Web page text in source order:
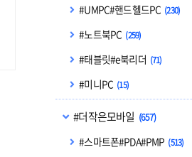
#UMPC#핸드헬드PC (230)
#노트북PC (259)
#태블릿#e북리더 (71)
#미니PC (15)
#더작은모바일 (657)
#스마트폰#PDA#PMP (513)